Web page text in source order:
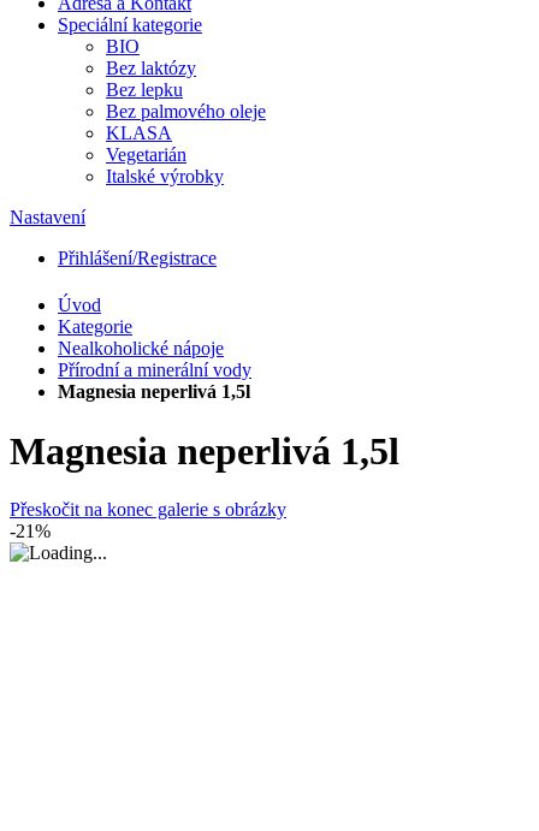
Speciální kategorie
BIO
Bez laktózy
Bez lepku
Bez palmového oleje
KLASA
Vegetarián
Italské výrobky
Nastavení
Přihlášení/Registrace
Úvod
Kategorie
Nealkoholické nápoje
Přírodní a minerální vody
Magnesia neperlivá 1,5l
Magnesia neperlivá 1,5l
Přeskočit na konec galerie s obrázky
-21%